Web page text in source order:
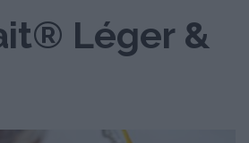
Léger &